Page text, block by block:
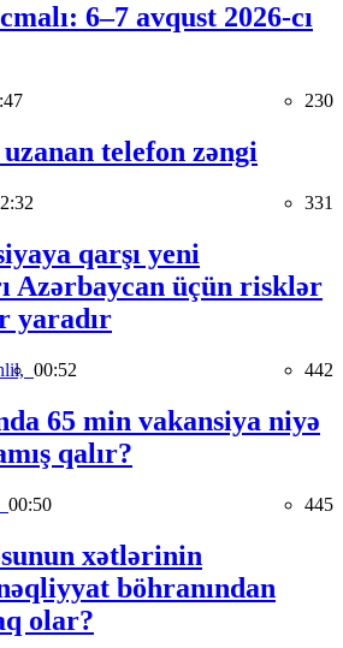
6–7 avqust 2026-cı
230
telefon zəngi
331
qarşı yeni
Azərbaycan üçün risklər
yaradır
00:52 442
65 min vakansiya niyə
qalır?
00:50 445
xətlərinin
böhranından
olar?